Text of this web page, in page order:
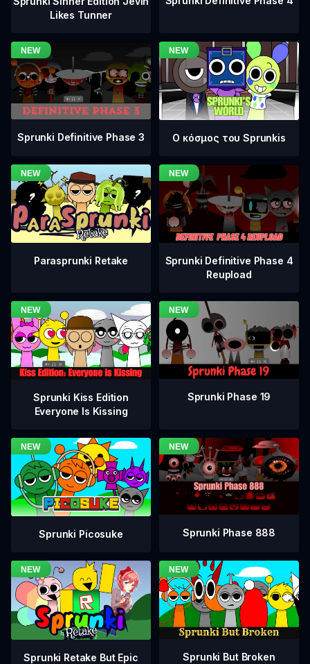
Likes Tunner
Sprunki Definitive Phase 3 Ο κόσμος του Sprunkis
Parasprunki Retake
Sprunki Definitive Phase 4
Reupload
Sprunki Kiss Edition
Everyone Is Kissing
Sprunki Phase 19
Sprunki Picosuke Sprunki Phase 888
Sprunki Retake But Epic Sprunki But Broken